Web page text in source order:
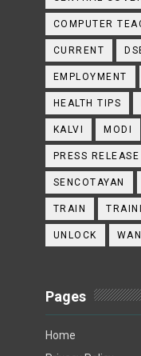
COMPUTER
CURRENT
EMPLOYMENT
HEALTH TIPS
KALVI MODI
PRESS RELEASE
SENCOTAYAN
TRAIN
UNLOCK
Pages
Home